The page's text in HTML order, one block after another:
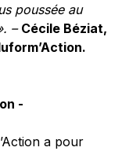
poussée au
– Cécile Béziat,
-
a pour